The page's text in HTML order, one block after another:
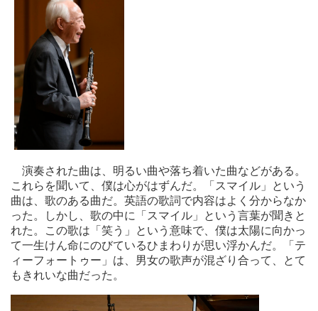
演奏された曲は、明るい曲や落ち着いた曲などがある。
これらを聞いて、僕は心がはずんだ。「スマイル」という
曲は、歌のある曲だ。英語の歌詞で内容はよく分からなか
った。しかし、歌の中に「スマイル」という言葉が聞きと
れた。この歌は「笑う」という意味で、僕は太陽に向かっ
て一生けん命にのびているひまわりが思い浮かんだ。「テ
ィーフォートゥー」は、男女の歌声が混ざり合って、とて
もきれいな曲だった。